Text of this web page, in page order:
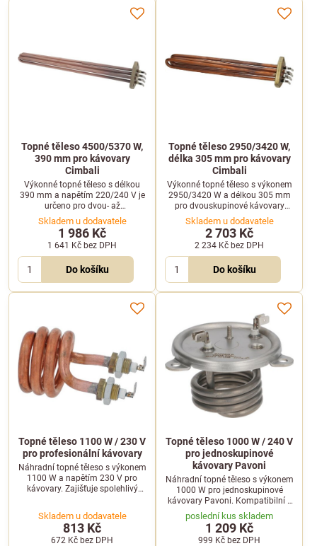
Topné těleso 4500/5370 W,
390 mm pro kávovary
Cimbali
Výkonné topné těleso s délkou
390 mm a napětím 220/240 V je
určeno pro dvou- až
čtyřskupinové profesionální
kávovary. Je kompatibilní s
vybranými modely značky
Cimbali.
Skladem u dodavatele
1 986 Kč
1 641 Kč bez DPH
Do košíku
Topné těleso 2950/3420 W,
délka 305 mm pro kávovary
Cimbali
Výkonné topné těleso s výkonem
2950/3420 W a délkou 305 mm
pro dvouskupinové kávovary
Cimbali. Kompatibilní s modely
M20, M21, M22, M24, M27, M28 a
dalšími.
Skladem u dodavatele
2 703 Kč
2 234 Kč bez DPH
Do košíku
Topné těleso 1100 W / 230 V
pro profesionální kávovary
Náhradní topné těleso s výkonem
1100 W a napětím 230 V pro
kávovary. Zajišťuje spolehlivý
Skladem u dodavatele
813 Kč
672 Kč bez DPH
Topné těleso 1000 W / 240 V
pro jednoskupinové
kávovary Pavoni
Náhradní topné těleso s výkonem
1000 W pro jednoskupinové
kávovary Pavoni. Kompatibilní s
modely Europiccola, Professional,
Stradivari, Esperto a dalšími.
poslední kus skladem
1 209 Kč
999 Kč bez DPH